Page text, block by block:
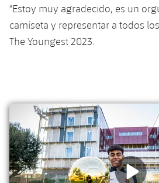
"Estoy muy agradecido, es un
camiseta y representar a todos
The Youngest 2023.